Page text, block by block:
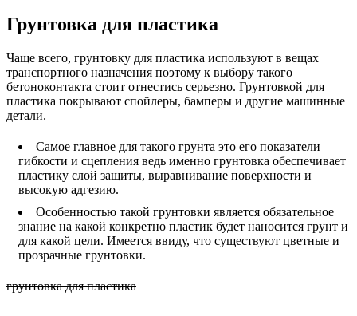
Грунтовка для пластика
Чаще всего, грунтовку для пластика используют в вещах
транспортного назначения поэтому к выбору такого
бетоноконтакта стоит отнестись серьезно. Грунтовкой для
пластика покрывают спойлеры, бамперы и другие машинные
детали.
Самое главное для такого грунта это его показатели
гибкости и сцепления ведь именно грунтовка обеспечивает
пластику слой защиты, выравнивание поверхности и
высокую адгезию.
Особенностью такой грунтовки является обязательное
знание на какой конкретно пластик будет наносится грунт и
для какой цели. Имеется ввиду, что существуют цветные и
прозрачные грунтовки.
грунтовка для пластика